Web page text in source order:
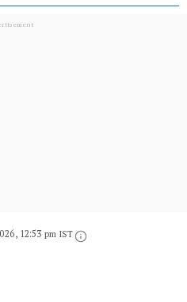
12:53 pm IST